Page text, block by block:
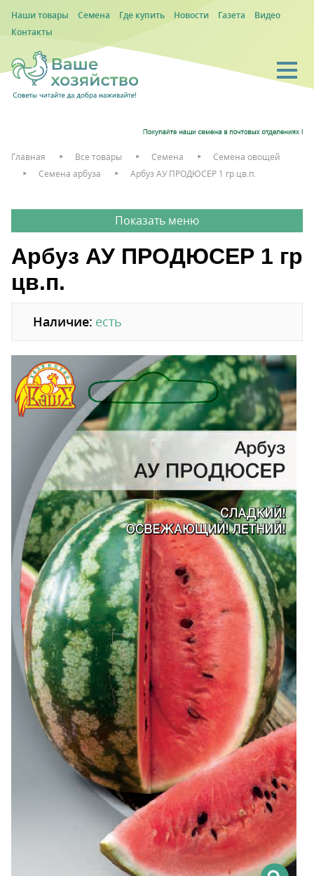
Наши товары Семена Где купить Новости Газета
Видео
Контакты
Главная Все товары Семена
Семена овощей
Семена арбуза
Арбуз АУ ПРОДЮСЕР 1 гр цв.п.
Арбуз АУ ПРОДЮСЕР 1 гр
цв.п.
Наличие: есть